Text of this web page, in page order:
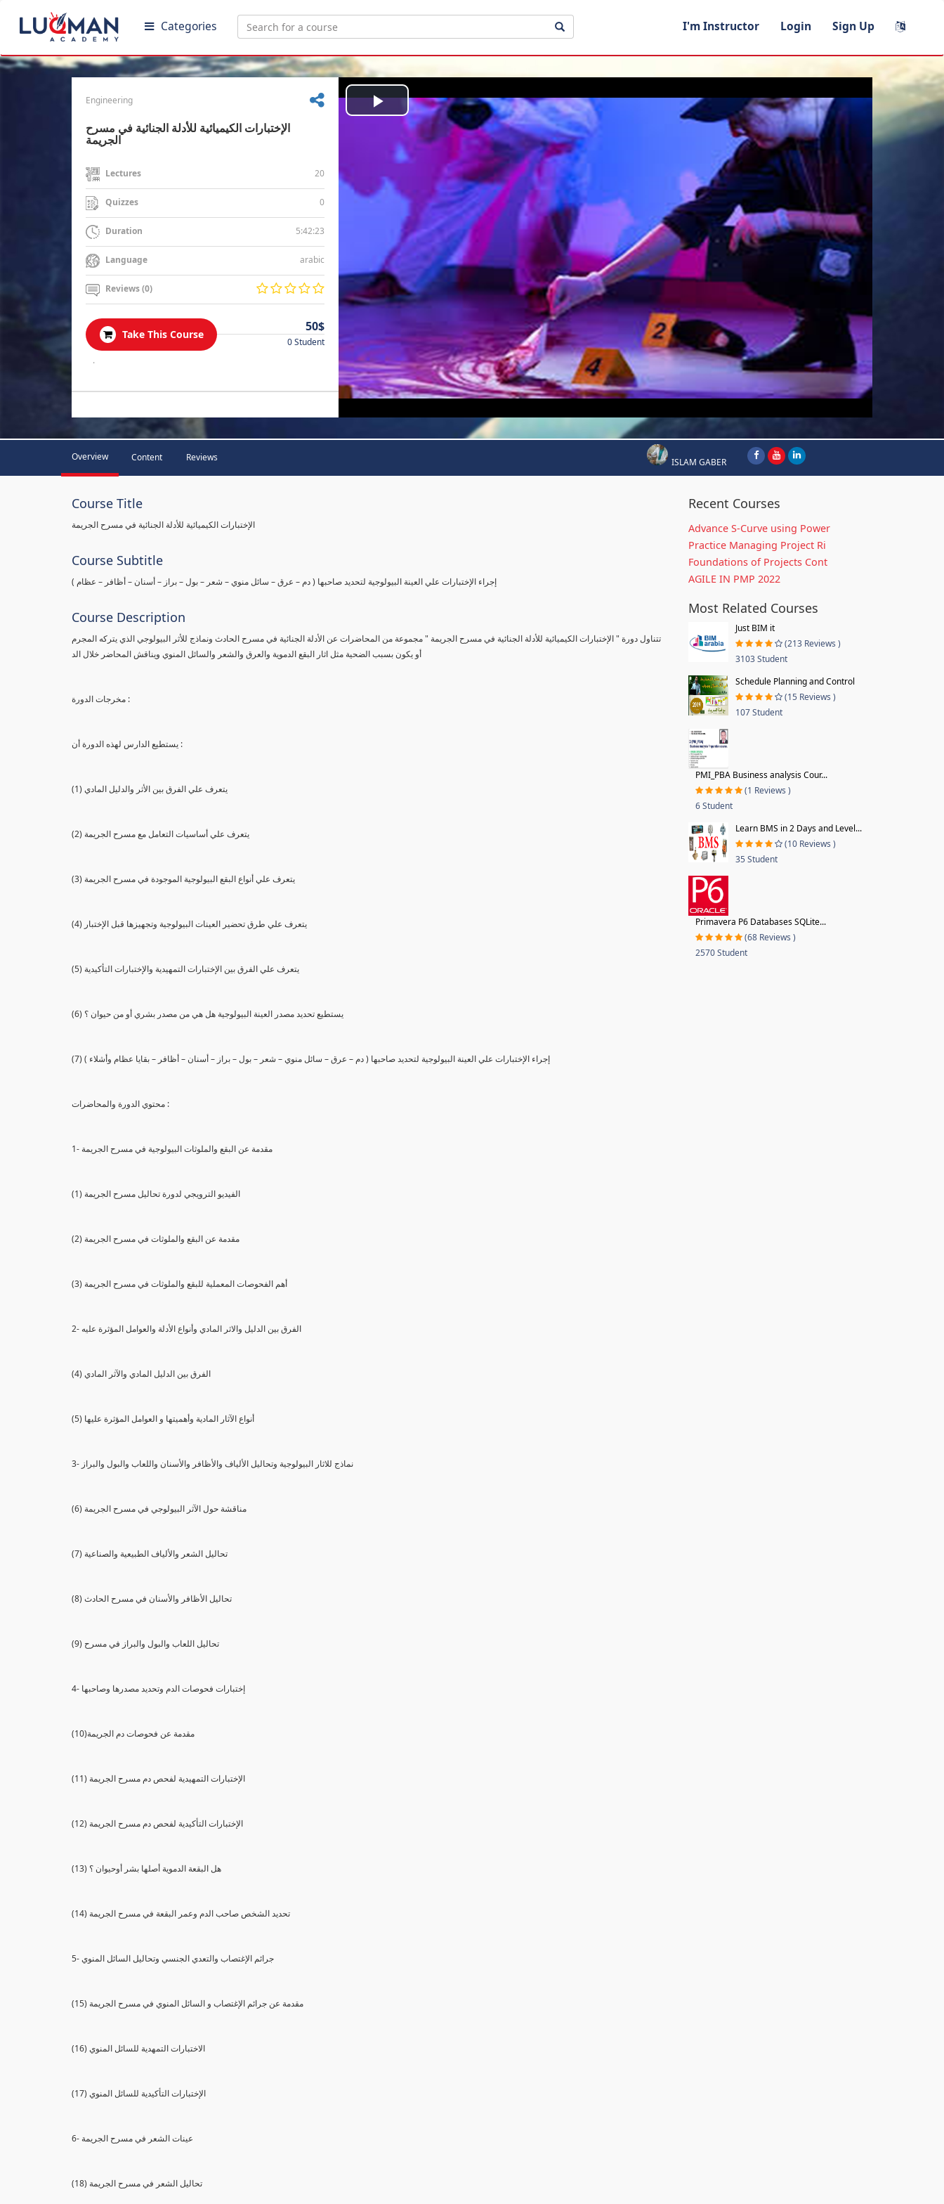
Categories I'm Instructor Login Sign Up
Engineering
الإختبارات الكيميائية للأدلة الجنائية في مسرح
الجريمة
Lectures 20
Quizzes 0
Duration 5:42:23
Language arabic
Reviews (0)
Take This Course
50$
0 Student
.
Play
Video
Overview Content Reviews ISLAM GABER
Course Title
الإختبارات الكيميائية للأدلة الجنائية في مسرح الجريمة
Course Subtitle
( إجراء الإختبارات علي العينة البيولوجية لتحديد صاحبها ( دم – عرق – سائل منوي – شعر – بول – براز – أسنان – أظافر – عظام
Course Description
تتناول دورة " الإختبارات الكيميائية للأدلة الجنائية في مسرح الجريمة " مجموعة من المحاضرات عن الأدلة الجنائية في مسرح الحادث ونماذج للأثر البيولوجي الذي يتركه المجرم
أو يكون بسبب الضحية مثل اثار البقع الدموية والعرق والشعر والسائل المنوي ويناقش المحاضر خلال الد
مخرجات الدورة :
يستطيع الدارس لهذه الدورة أن :
(1) يتعرف علي الفرق بين الأثر والدليل المادي
(2) يتعرف علي أساسيات التعامل مع مسرح الجريمة
(3) يتعرف علي أنواع البقع البيولوجية الموجودة في مسرح الجريمة
(4) يتعرف علي طرق تحضير العينات البيولوجية وتجهيزها قبل الإختبار
(5) يتعرف علي الفرق بين الإختبارات التمهيدية والإختبارات التأكيدية
(6) يستطيع تحديد مصدر العينة البيولوجية هل هي من مصدر بشري أو من حيوان ؟
(7) إجراء الإختبارات علي العينة البيولوجية لتحديد صاحبها ( دم – عرق – سائل منوي – شعر – بول – براز – أسنان – أظافر – بقايا عظام وأشلاء )
محتوي الدورة والمحاضرات :
1- مقدمة عن البقع والملوثات البيولوجية في مسرح الجريمة
(1) الفيديو الترويجي لدورة تحاليل مسرح الجريمة
(2) مقدمة عن البقع والملوثات في مسرح الجريمة
(3) أهم الفحوصات المعملية للبقع والملوثات في مسرح الجريمة
2- الفرق بين الدليل والاثر المادي وأنواع الأدلة والعوامل المؤثرة عليه
(4) الفرق بين الدليل المادي والآثر المادي
(5) أنواع الآثار المادية وأهميتها و العوامل المؤثرة عليها
3- نماذج للاثار البيولوجية وتحاليل الألياف والأظافر والأسنان واللعاب والبول والبراز
(6) مناقشة حول الآثر البيولوجي في مسرح الجريمة
(7) تحاليل الشعر والألياف الطبيعية والصناعية
(8) تحاليل الأظافر والأسنان في مسرح الحادث
(9) تحاليل اللعاب والبول والبراز في مسرح
4- إختبارات فحوصات الدم وتحديد مصدرها وصاحبها
(10)مقدمة عن فحوصات دم الجريمة
(11) الإختبارات التمهيدية لفحص دم مسرح الجريمة
(12) الإختبارات التأكيدية لفحص دم مسرح الجريمة
(13) هل البقعة الدموية أصلها بشر أوحيوان ؟
(14) تحديد الشخص صاحب الدم وعمر البقعة في مسرح الجريمة
5- جرائم الإغتصاب والتعدي الجنسي وتحاليل السائل المنوي
(15) مقدمة عن جرائم الإغتصاب و السائل المنوي في مسرح الجريمة
(16) الاختبارات التمهدية للسائل المنوي
(17) الإختبارات التأكيدية للسائل المنوي
6- عينات الشعر في مسرح الجريمة
(18) تحاليل الشعر في مسرح الجريمة
Recent Courses
Advance S-Curve using Power
Practice Managing Project Ri
Foundations of Projects Cont
AGILE IN PMP 2022
Most Related Courses
Just BIM it
(213 Reviews )
3103 Student
Schedule Planning and Control
(15 Reviews )
107 Student
PMI_PBA Business analysis Cour...
(1 Reviews )
6 Student
Learn BMS in 2 Days and Level...
(10 Reviews )
35 Student
Primavera P6 Databases SQLite...
(68 Reviews )
2570 Student